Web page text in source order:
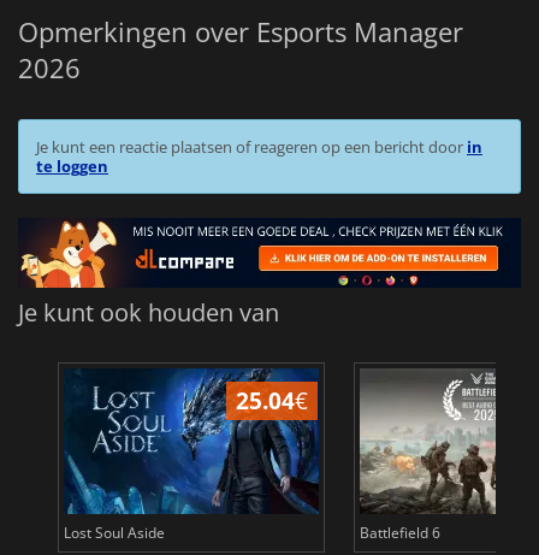
Opmerkingen over Esports Manager
2026
Je kunt een reactie plaatsen of reageren op een bericht door in
te loggen
Je kunt ook houden van
25.04€
Lost Soul Aside Battlefield 6